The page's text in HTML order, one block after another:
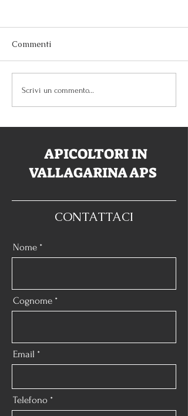
Concorso mieli del
trentino 2025
Commenti
Scrivi un commento...
APICOLTORI IN
VALLAGARINA APS
CONTATTACI
Nome
Cognome
Email
Telefono